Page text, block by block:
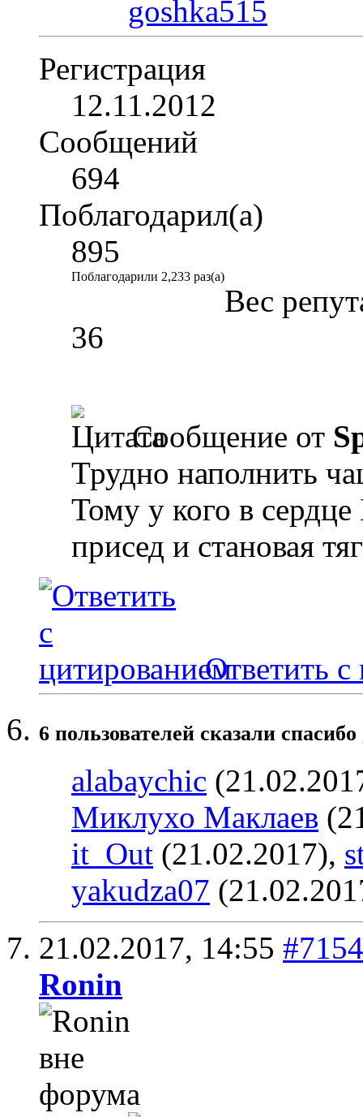
Регистрация
12.11.2012
Сообщений
694
Поблагодарил(а)
895
Поблагодарили 2,233 раз(а)
Вес
36
Сообщение от
Трудно наполнить
Тому у кого в
присед и становая
Ответить с
6 пользователей сказали
alabaychic
Миклухо Маклаев
it_Out (21.02.2017),
yakudza07
21.02.2017, 14:55 #7154
Ronin